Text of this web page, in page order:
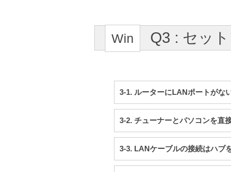
Q3 : セッ
3-1. ルーターにLANポートがな
3-2. チューナーとパソコンを直
3-3. LANケーブルの接続はハブ